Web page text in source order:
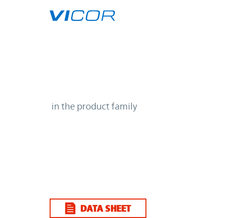
in the product family
DATA SHEET